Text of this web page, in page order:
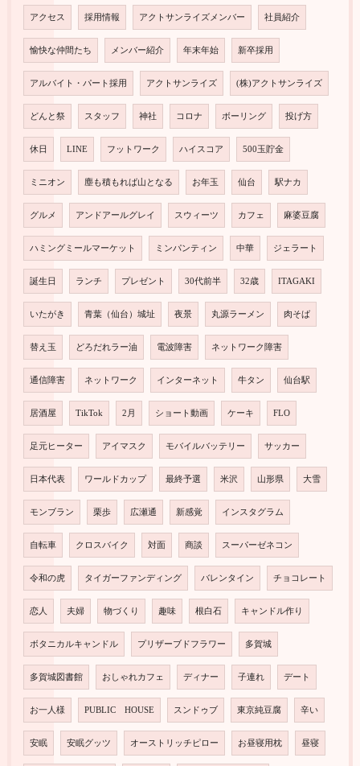
アクセス 採用情報 アクトサンライズメンバー 社員紹介
愉快な仲間たち メンバー紹介 年末年始 新卒採用
アルバイト・パート採用 アクトサンライズ (株)アクトサンライズ
どんと祭 スタッフ 神社 コロナ ボーリング 投げ方
休日 LINE フットワーク ハイスコア 500玉貯金
ミニオン 塵も積もれば山となる お年玉 仙台 駅ナカ
グルメ アンドアールグレイ スウィーツ カフェ 麻婆豆腐
ハミングミールマーケット ミンパンティン 中華 ジェラート
誕生日 ランチ プレゼント 30代前半 32歳 ITAGAKI
いたがき 青葉（仙台）城址 夜景 丸源ラーメン 肉そば
替え玉 どろだれラー油 電波障害 ネットワーク障害
通信障害 ネットワーク インターネット 牛タン 仙台駅
居酒屋 TikTok 2月 ショート動画 ケーキ FLO
足元ヒーター アイマスク モバイルバッテリー サッカー
日本代表 ワールドカップ 最終予選 米沢 山形県 大雪
モンブラン 栗歩 広瀬通 新感覚 インスタグラム
自転車 クロスバイク 対面 商談 スーパーゼネコン
令和の虎 タイガーファンディング バレンタイン チョコレート
恋人 夫婦 物づくり 趣味 根白石 キャンドル作り
ボタニカルキャンドル プリザーブドフラワー 多賀城
多賀城図書館 おしゃれカフェ ディナー 子連れ デート
お一人様 PUBLIC HOUSE スンドゥブ 東京純豆腐 辛い
安眠 安眠グッツ オーストリッチピロー お昼寝用枕 昼寝